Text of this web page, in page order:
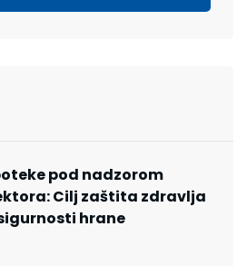
pod nadzorom
Cilj zaštita zdravlja
hrane